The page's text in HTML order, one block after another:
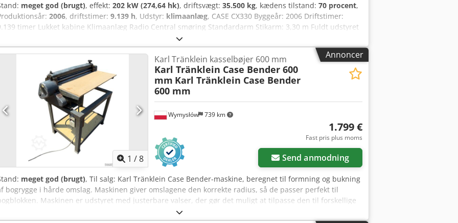
meget god (brugt), effekt: 202 kW (274,64 hk), driftsvægt: 35.500 kg, kædens tilstand: 70 procent,
2006, driftstimer: 9.139 h, Udstyr: klimaanlæg, CASE CX330 Byggeår: 2006 Driftstimer:
timer Lukket kabine Klimaanlæg Radio Central smøring Standardarm Stikarm: 3,30 m Fuldt udstyret
hydraulik (til hammer, gribearm og saks) Hurtigskift OQ80 1 x skovl – 800 mm bred 1 x gribearm –
men kræver reparation Understel: ca. 70 % i god stand Bundenplader: 600 mm brede Isuzu-
motor med 202 kW CE-mærket Dcodpozp Rm Rjfx Ahfek Transportmål: 10,8 x 3 x 3,40 m Driftvægt: 35,5
Annoncer
1 /8
Wymysłów 739 km
Karl Tränklein kasselbøjer 600 mm
Karl Tränklein Case Bender 600
mm Karl Tränklein Case Bender
600 mm
1.799 €
Fast pris plus moms
Send anmodning
meget god (brugt), Til salg: Karl Tränklein Case Bender-maskine, beregnet til formning og bukning
bogrygge i hårde omslag. Maskinen giver omslagene den korrekte radius, så de passer perfekt til
Maskinen er udstyret med justerbare valser, der gør det muligt at tilpasse den til forskellige
omslagstykkelser. Den robuste, støbejerns konstruktion sikrer høj præcision og lang holdbarhed. Tekniske